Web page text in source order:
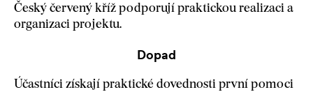
Český červený kříž podporují praktickou realizaci a
organizaci projektu.
Dopad
Účastníci získají praktické dovednosti první pomoci